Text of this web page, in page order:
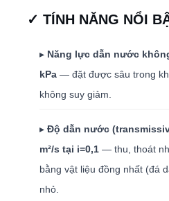
✓ TÍNH NĂNG NỔI
▸ Năng lực dẫn nước
kPa — đặt được sâu trong
không suy giảm.
▸Độ dẫn nước
m²/s tại i=0,1 — thu, thoát
bằng vật liệu đồng nhất (đá
nhỏ.